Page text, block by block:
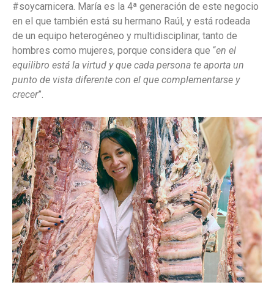
#soycarnicera. María es la 4ª generación de este negocio
en el que también está su hermano Raúl, y está rodeada
de un equipo heterogéneo y multidisciplinar, tanto de
hombres como mujeres, porque considera que “en el
equilibro está la virtud y que cada persona te aporta un
punto de vista diferente con el que complementarse y
crecer”.